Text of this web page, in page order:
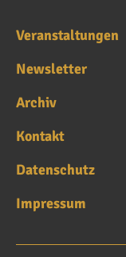
Veranstaltungen
Newsletter
Archiv
Kontakt
Datenschutz
Impressum